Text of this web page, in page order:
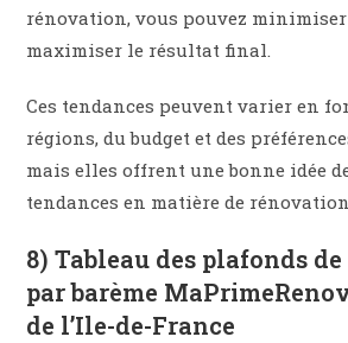
rénovation, vous pouvez
maximiser le résultat final.
Ces tendances peuvent varier en
régions, du budget et des
mais elles offrent une bonne idée
tendances en matière de
8) Tableau des plafonds
par barème
de l’Ile-de-France